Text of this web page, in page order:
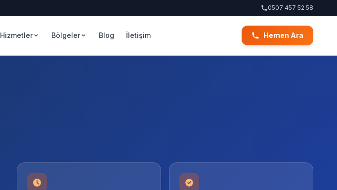
0507 457 52 58
Hizmetler Bölgeler Blog İletişim Hemen Ara